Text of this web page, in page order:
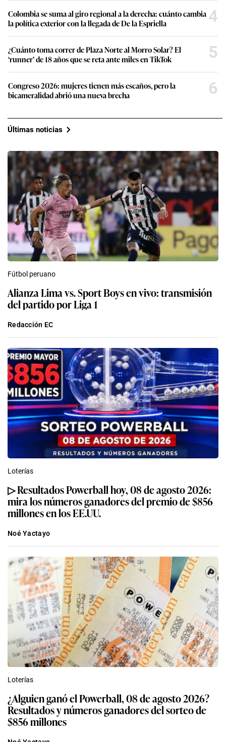
Colombia se suma al giro regional a la derecha: cuánto cambia
la política exterior con la llegada de De la Espriella
4
¿Cuánto toma correr de Plaza Norte al Morro Solar? El
‘runner’ de 18 años que se reta ante miles en TikTok
5
Congreso 2026: mujeres tienen más escaños, pero la
bicameralidad abrió una nueva brecha
6
Últimas noticias
Fútbol peruano
Alianza Lima vs. Sport Boys en vivo: transmisión
del partido por Liga 1
Redacción EC
Loterías
▷ Resultados Powerball hoy, 08 de agosto 2026:
mira los números ganadores del premio de $856
millones en los EE.UU.
Noé Yactayo
Loterías
¿Alguien ganó el Powerball, 08 de agosto 2026?
Resultados y números ganadores del sorteo de
$856 millones